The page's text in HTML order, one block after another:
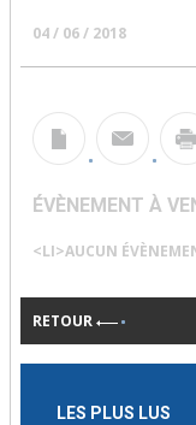
04 / 06 / 2018
ÉVÈNEMENT À
<LI>AUCUN
RETOUR
LES PLUS LUS